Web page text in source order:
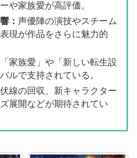
や家族愛が高評価。
： 声優陣の演技やスチーム
現が作品をさらに魅力的
「家族愛」や「新しい転生設
ルで支持されている。
伏線の回収、新キャラクター
展開などが期待されてい